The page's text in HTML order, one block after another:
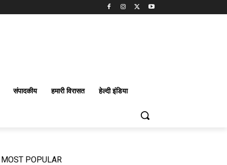
संपादकीय हमारी विरासत हेल्दी इंडिया
MOST POPULAR